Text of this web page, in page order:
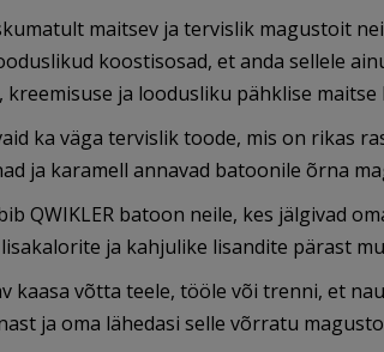
maitsev ja tervislik magustoit
koostisosad, et anda sellele
ja loodusliku pähklise
ka väga tervislik toode, mis on rikas
ja karamell annavad batoonile õrna
QWIKLER batoon neile, kes jälgivad
ja kahjulike lisandite pärast
kaasa võtta teele, tööle või trenni, et
ja oma lähedasi selle võrratu